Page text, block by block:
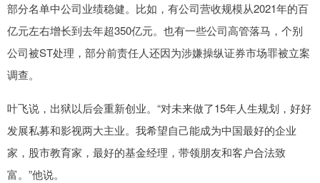
部分名单中公司业绩稳健。比如，有公司营收规模从2021年的百
亿元左右增长到去年超350亿元。也有一些公司高管落马，个别
公司被ST处理，部分前责任人还因为涉嫌操纵证券市场罪被立案
调查。
叶飞说，出狱以后会重新创业。“对未来做了15年人生规划，好好
发展私募和影视两大主业。我希望自己能成为中国最好的企业
家，股市教育家，最好的基金经理，带领朋友和客户合法致
富。”他说。